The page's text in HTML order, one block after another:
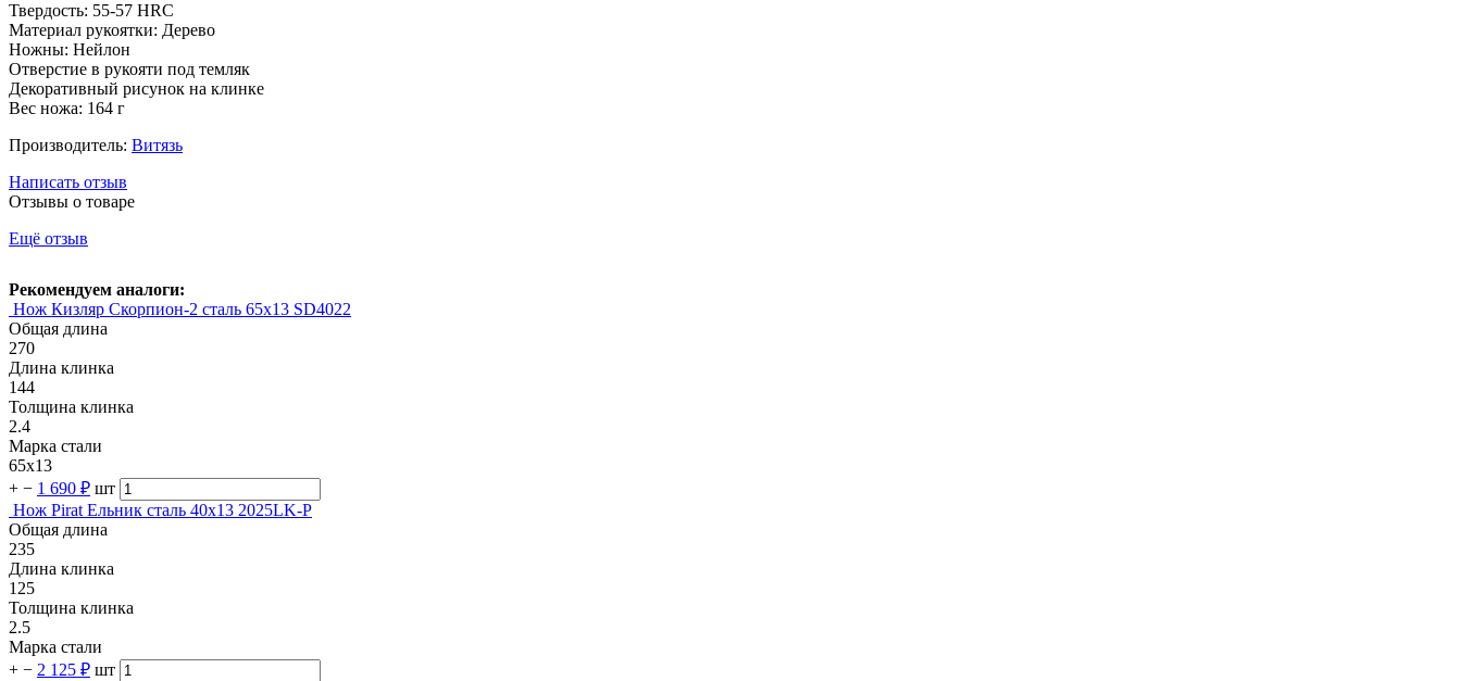
Твердость: 55-57 HRC
Материал рукоятки: Дерево
Ножны: Нейлон
Отверстие в рукояти под темляк
Декоративный рисунок на клинке
Вес ножа: 164 г
Производитель: Витязь
Написать отзыв
Отзывы о товаре
Ещё отзыв
Рекомендуем аналоги:
Нож Кизляр Скорпион-2 сталь 65х13 SD4022
Общая длина
270
Длина клинка
144
Толщина клинка
2.4
Марка стали
65х13
+ − 1 690 ₽ шт
Нож Pirat Ельник сталь 40х13 2025LK-P
Общая длина
235
Длина клинка
125
Толщина клинка
2.5
Марка стали
+ − 2 125 ₽ шт